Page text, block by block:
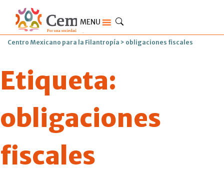
MENU
Centro Mexicano para la Filantropía > obligaciones fiscales
Etiqueta:
obligaciones
fiscales